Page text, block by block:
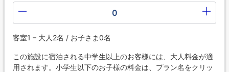
0
客室1 – 大人2名 / お子さま0名
この施設に宿泊される中学生以上のお客様には、大人料金が適
用されます。小学生以下のお子様の料金は、プラン名をクリッ